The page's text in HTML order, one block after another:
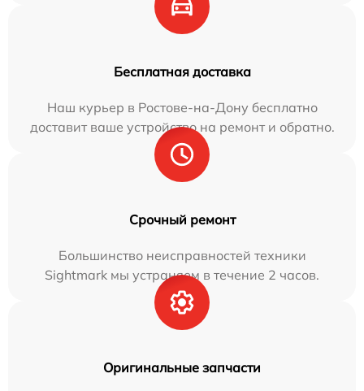
Бесплатная доставка
Наш курьер в Ростове-на-Дону бесплатно
доставит ваше устройство на ремонт и обратно.
Срочный ремонт
Большинство неисправностей техники
Sightmark мы устраняем в течение 2 часов.
Оригинальные запчасти